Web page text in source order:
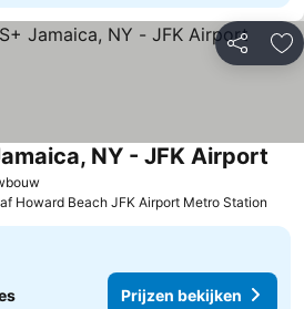
Delen
NY - JFK Airport
Howard Beach JFK Airport Metro Station
Prijzen bekijken